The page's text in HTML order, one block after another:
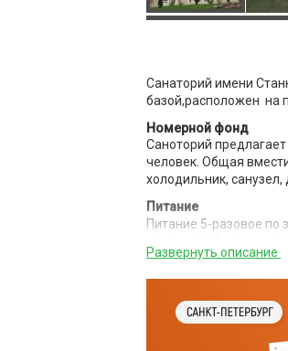
Санаторий имени
базой,расположен на
Номерной фонд
Саноторий
человек. Общая
холодильник,
Питание
Питание 5-разовое по
На территории
водолечебница,
баня, бильярд,
,парикмахерская,